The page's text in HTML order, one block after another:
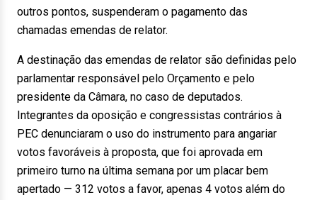
outros pontos, suspenderam o pagamento das
chamadas emendas de relator.
A destinação das emendas de relator são definidas pelo
parlamentar responsável pelo Orçamento e pelo
presidente da Câmara, no caso de deputados.
Integrantes da oposição e congressistas contrários à
PEC denunciaram o uso do instrumento para angariar
votos favoráveis à proposta, que foi aprovada em
primeiro turno na última semana por um placar bem
apertado — 312 votos a favor, apenas 4 votos além do